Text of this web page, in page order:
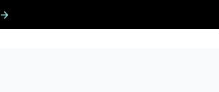
arrow_forward